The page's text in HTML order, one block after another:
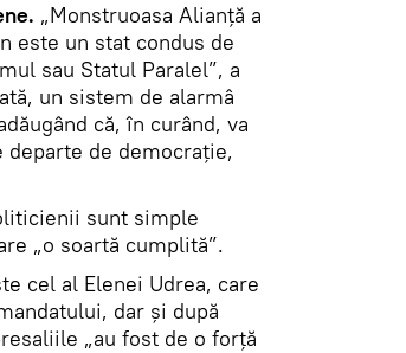
„Monstruoasa Alianţă a
este un stat condus de
sau Statul Paralel”, a
un sistem de alarmâ
că, în curând, va
de democraţie,
sunt simple
„o soartă cumplită”.
cel al Elenei Udrea, care
dar şi după
„au fost de o forţă